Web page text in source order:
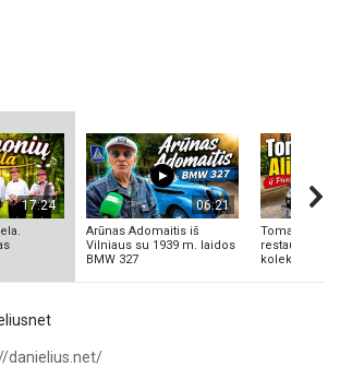
17:24 06:21
Arūnas Adomaitis iš
Vilniaus su 1939 m. laidos
BMW 327
Tomas
danielius.net/